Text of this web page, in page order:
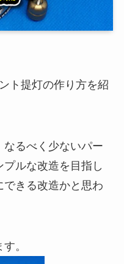
ト提灯の作り方を紹
るべく少ないパー
ルな改造を目指し
きる改造かと思わ
。